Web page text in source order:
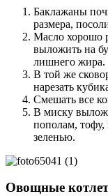
Баклажаны
размера,
Масло хорошо
выложить на
лишнего жира.
В той же
нарезать
Смешать все
В миску
пополам, тофу,
зеленью.
Овощные